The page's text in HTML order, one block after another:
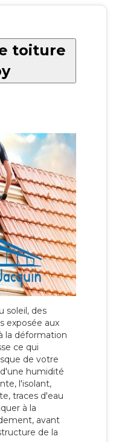
toiture
soleil, des
exposée aux
la déformation
ce qui
de votre
humidité
l'isolant,
traces d'eau
à la
avant
de la